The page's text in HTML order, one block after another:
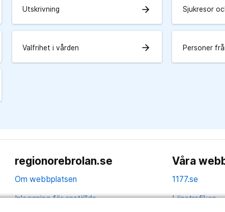
Utskrivning arrow_forward Sjukresor
Valfrihet i vården arrow_forward Personer
regionorebrolan.se
Om webbplatsen
Inloggning för anställda
Våra
1177.se
Länstrafiken